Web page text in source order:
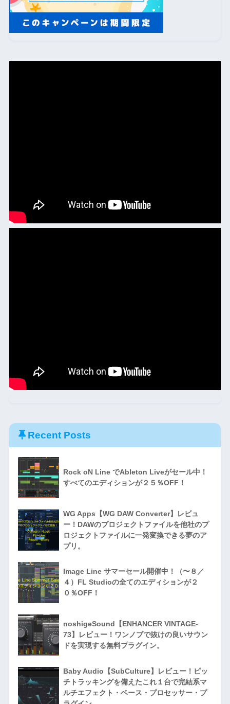
Recent Posts
Rock oN Line でAbleton Liveがセール中！
すべてのエディションが２５％OFF！
WG Apps【WG DAW Converter】レビュ
ー！DAWのプロジェクトファイルを他社のプ
ロジェクトファイルに一発変換できる夢のア
プリ。
Image Line サマーセール開催中！（〜８／
４）FL Studioの全てのエディションが２
０％OFF！
noshigeSound【ENHANCER VINTAGE-
73】レビュー！ワンノブで抜けの良いサウン
ドを実現する無料プラグイン。
Baby Audio【SubCulture】レビュー！ピッ
チトラッキングを備えたこれ１台で完結系マ
ルチエフェクト・ベース・プロセッサー・プ